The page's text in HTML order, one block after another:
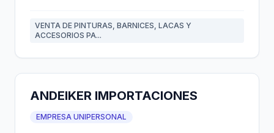
VENTA DE PINTURAS, BARNICES, LACAS Y
ACCESORIOS PA...
ANDEIKER IMPORTACIONES
EMPRESA UNIPERSONAL